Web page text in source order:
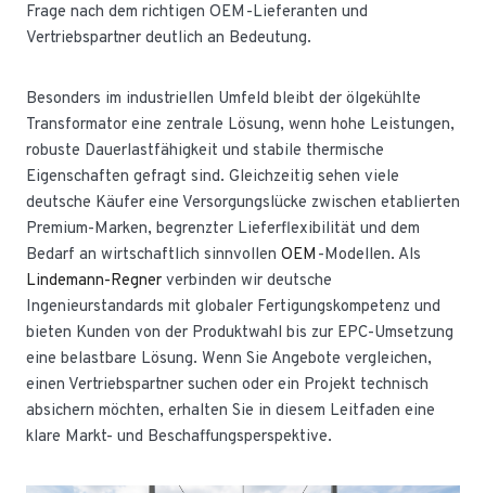
Frage nach dem richtigen OEM-Lieferanten und
Vertriebspartner deutlich an Bedeutung.
Besonders im industriellen Umfeld bleibt der ölgekühlte
Transformator eine zentrale Lösung, wenn hohe Leistungen,
robuste Dauerlastfähigkeit und stabile thermische
Eigenschaften gefragt sind. Gleichzeitig sehen viele
deutsche Käufer eine Versorgungslücke zwischen etablierten
Premium-Marken, begrenzter Lieferflexibilität und dem
Bedarf an wirtschaftlich sinnvollen OEM -Modellen. Als
Lindemann-Regner verbinden wir deutsche
Ingenieurstandards mit globaler Fertigungskompetenz und
bieten Kunden von der Produktwahl bis zur EPC-Umsetzung
eine belastbare Lösung. Wenn Sie Angebote vergleichen,
einen Vertriebspartner suchen oder ein Projekt technisch
absichern möchten, erhalten Sie in diesem Leitfaden eine
klare Markt- und Beschaffungsperspektive.